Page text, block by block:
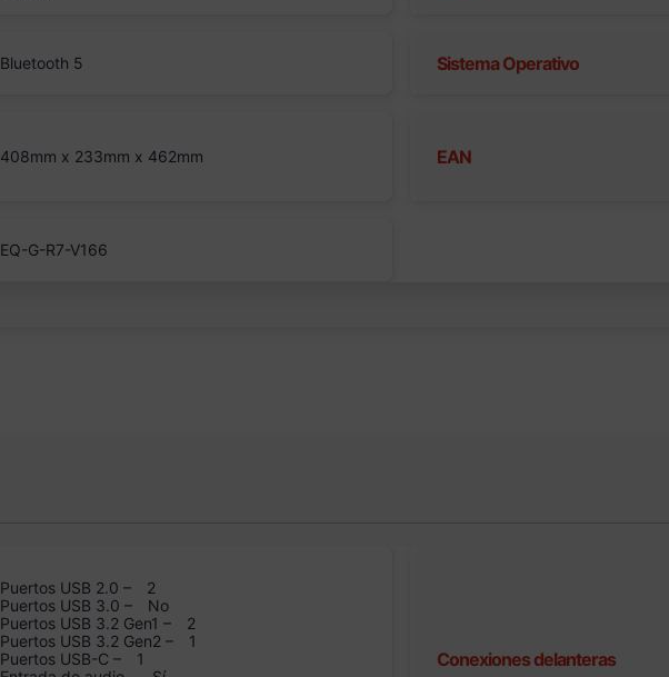
Bluetooth 5 Sistema Operativo
408mm x 233mm x 462mm EAN
EQ-G-R7-V166
Puertos USB 2.0 –
2
Puertos USB 3.0 –
No
Puertos USB 3.2 Gen1 –
2
Puertos USB 3.2 Gen2 –
1
Puertos USB-C –
1
Conexiones delanteras